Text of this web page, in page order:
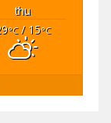
thu
°C/ 15°C